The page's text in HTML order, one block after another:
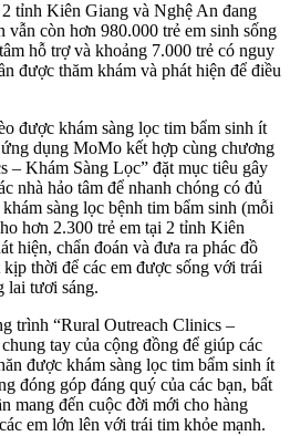
tỉnh Kiên Giang và Nghệ An đang
vẫn còn hơn 980.000 trẻ em sinh sống
hỗ trợ và khoảng 7.000 trẻ có nguy
được thăm khám và phát hiện để điều
được khám sàng lọc tim bẩm sinh ít
dụng MoMo kết hợp cùng chương
– Khám Sàng Lọc” đặt mục tiêu gây
nhà hảo tâm để nhanh chóng có đủ
sàng lọc bệnh tim bẩm sinh (mỗi
hơn 2.300 trẻ em tại 2 tỉnh Kiên
hiện, chẩn đoán và đưa ra phác đồ
thời để các em được sống với trái
lai tươi sáng.
trình “Rural Outreach Clinics –
tay của cộng đồng để giúp các
được khám sàng lọc tim bẩm sinh ít
đóng góp đáng quý của các bạn, bất
mang đến cuộc đời mới cho hàng
em lớn lên với trái tim khỏe mạnh.